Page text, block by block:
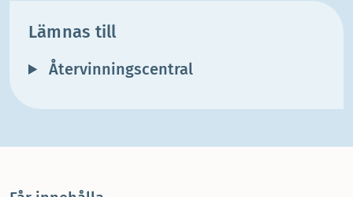
Lämnas till
Återvinningscentral